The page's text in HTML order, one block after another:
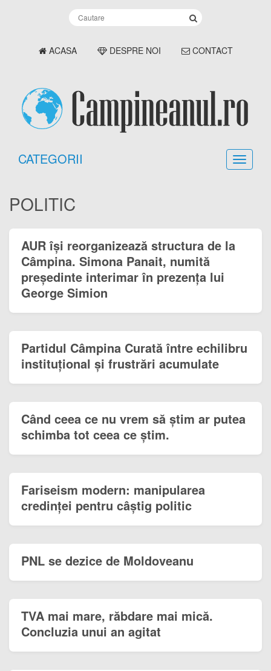
ACASA DESPRE NOI CONTACT
CATEGORII
POLITIC
AUR își reorganizează structura de la
Câmpina. Simona Panait, numită
președinte interimar în prezența lui
George Simion
Partidul Câmpina Curată între echilibru
instituțional și frustrări acumulate
Când ceea ce nu vrem să știm ar putea
schimba tot ceea ce știm.
Fariseism modern: manipularea
credinței pentru câștig politic
PNL se dezice de Moldoveanu
TVA mai mare, răbdare mai mică.
Concluzia unui an agitat